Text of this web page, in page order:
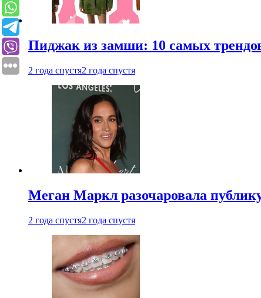
Пиджак из замши: 10 самых
2 года спустя2 года спустя
Меган Маркл разочаровала
2 года спустя2 года спустя